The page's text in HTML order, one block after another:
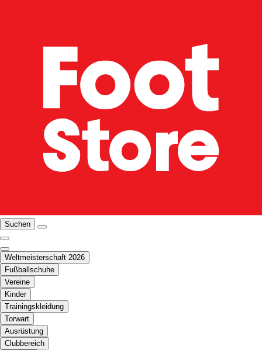
Suchen
Weltmeisterschaft 2026
Fußballschuhe
Vereine
Kinder
Trainingskleidung
Torwart
Ausrüstung
Clubbereich